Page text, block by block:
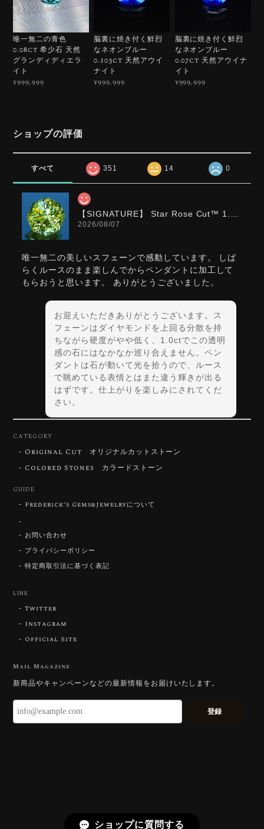
唯一無二の青色
0.08ct 希少石 天然
グランディディエラ
イト
¥999,999
脳裏に焼き付く鮮烈
なネオンブルー
0.103ct 天然アウイ
ナイト
¥999,999
脳裏に焼き付く鮮烈
なネオンブルー
0.07ct 天然アウイナ
イト
¥999,999
ショップの評価
すべて 351 14 0
【SIGNATURE】 Star Rose Cut™️ 1.0ct Natural Green Sphene
2026/08/07
唯一無二の美しいスフェーンで感動しています。 しば
らくルースのまま楽しんでからペンダントに加工して
もらおうと思います。 ありがとうございました。
お迎えいただきありがとうございます。ス
フェーンはダイヤモンドを上回る分散を持
ちながら硬度がやや低く、1.0ctでこの透明
感の石にはなかなか巡り合えません。ペン
ダントは石が動いて光を拾うので、ルース
で眺めている表情とはまた違う輝きが出る
はずです。仕上がりを楽しみにされてくだ
さい。
2026/07/30
ずっと待ち望んでいたカットを運よく購入できて嬉し
いです。 ウルウルとギラギラを一度に見ることができ
る不思議なカットだと感じました。強い煌めきだけで
で、そう感じていただけたことがなにより
CATEGORY
Original Cut オリジナルカットストーン
Colored Stones カラードストーン
GUIDE
Frederick’s Gems&Jewelryについて
お問い合わせ
プライバシーポリシー
特定商取引法に基づく表記
LINK
Twitter
Instagram
Official Site
Mail Magazine
新商品やキャンペーンなどの最新情報をお届けいたします。
登録
ショップに質問する